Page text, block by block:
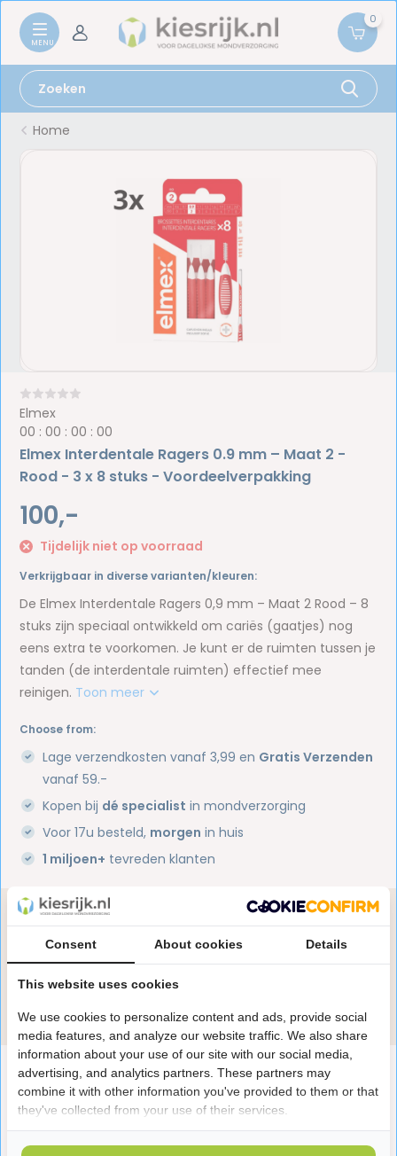
0
Home
Elmex
00 :00 :00 :00
Elmex Interdentale Ragers 0.9 mm – Maat 2 -
Rood - 3 x 8 stuks - Voordeelverpakking
100,-
Tijdelijk niet op voorraad
Verkrijgbaar in diverse varianten/kleuren:
De Elmex Interdentale Ragers 0,9 mm – Maat 2 Rood – 8
stuks zijn speciaal ontwikkeld om cariës (gaatjes) nog
eens extra te voorkomen. Je kunt er de ruimten tussen je
tanden (de interdentale ruimten) effectief mee
reinigen. Toon meer
Choose from:
Lage verzendkosten vanaf 3,99 en Gratis Verzenden
vanaf 59.-
Kopen bij dé specialist in mondverzorging
Voor 17u besteld, morgen in huis
1 miljoen+ tevreden klanten
Productomschrijving
Reviews
Heb je een vraag over dit product?
Onze specialisten helpen je graag! Spreek ons aan
in de chat of stuur een e-mail.
Consent About cookies Details
This website uses cookies
We use cookies to personalize content and ads, provide social
media features, and analyze our website traffic. We also share
information about your use of our site with our social media,
advertising, and analytics partners. These partners may
combine it with other information you've provided to them or that
they've collected from your use of their services.